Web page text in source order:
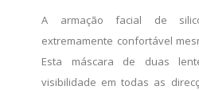
A armação facial de
extremamente confortável
Esta máscara de duas
visibilidade em todas as